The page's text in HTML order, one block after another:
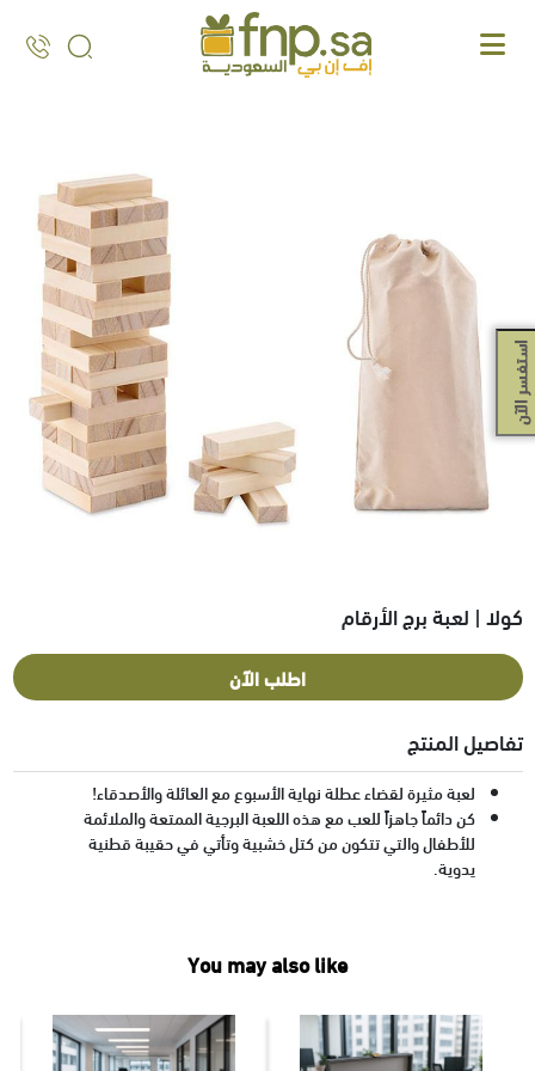
استفسر الآن
كولا | لعبة برج الأرقام
اطلب الآن
تفاصيل المنتج
لعبة مثيرة لقضاء عطلة نهاية الأسبوع مع العائلة والأصدقاء!
كن دائماً جاهزاً للعب مع هذه اللعبة البرجية الممتعة والملائمة
للأطفال والتي تتكون من كتل خشبية وتأتي في حقيبة قطنية
يدوية.
You may also like